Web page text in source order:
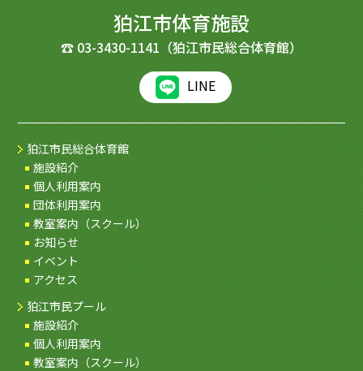
狛江市体育施設
☎ 03-3430-1141 （狛江市民総合体育館）
LINE
狛江市民総合体育館
施設紹介
個人利用案内
団体利用案内
教室案内（スクール）
お知らせ
イベント
アクセス
狛江市民プール
施設紹介
個人利用案内
教室案内（スクール）